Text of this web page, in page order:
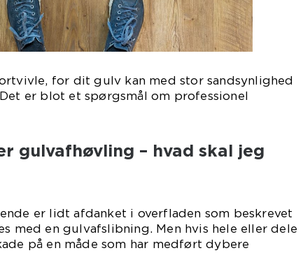
for dit gulv kan med stor sandsynlighed
er blot et spørgsmål om professionel
gulvafhøvling – hvad skal jeg
er lidt afdanket i overfladen som beskrevet
med en gulvafslibning. Men hvis hele eller dele
på en måde som har medført dybere